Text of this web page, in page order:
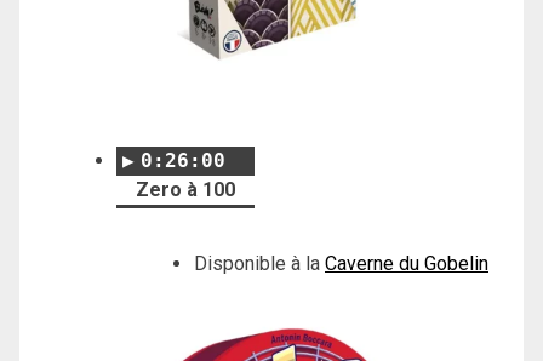
0:26:00
Zero à 100
Disponible à la Caverne du Gobelin